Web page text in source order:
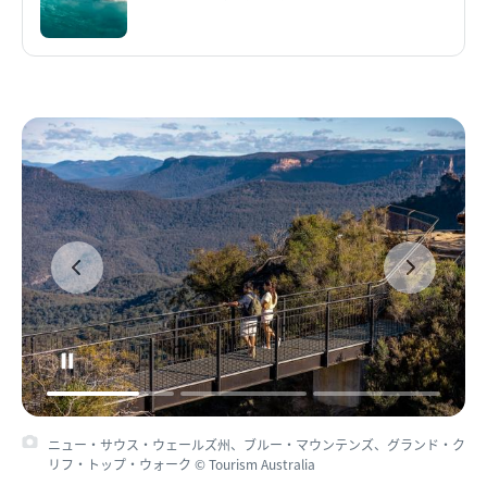
ニュー・サウス・ウェールズ州、ブルー・マウンテンズ、グランド・ク
リフ・トップ・ウォーク © Tourism Australia